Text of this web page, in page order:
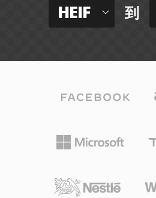
HEIF 到